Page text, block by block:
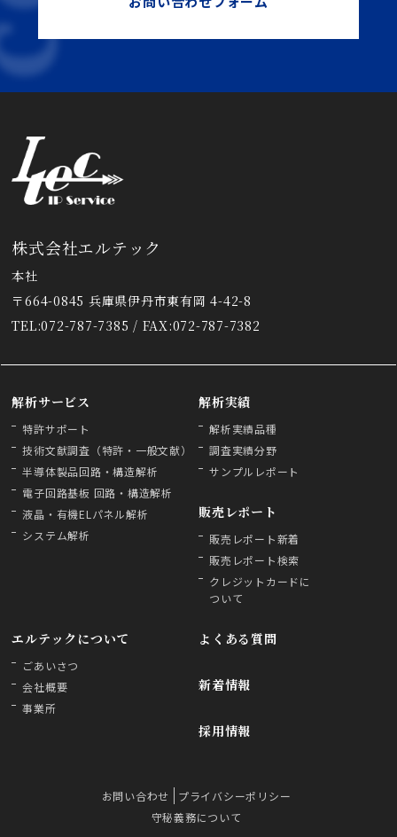
株式会社エルテック
本社
〒664-0845 兵庫県伊丹市東有岡 4-42-8
TEL:072-787-7385 / FAX:072-787-7382
解析サービス
特許サポート
技術文献調査（特許・一般文献）
半導体製品回路・構造解析
電子回路基板 回路・構造解析
液晶・有機ELパネル解析
システム解析
解析実績
解析実績品種
調査実績分野
サンプルレポート
販売レポート
販売レポート新着
販売レポート検索
クレジットカードに
ついて
エルテックについて
ごあいさつ
会社概要
事業所
よくある質問
新着情報
採用情報
お問い合わせ
プライバシーポリシー
守秘義務について